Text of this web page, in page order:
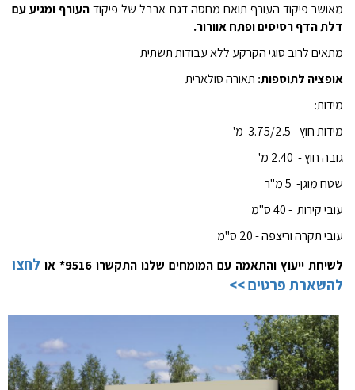
מאושר פיקוד העורף תואם מחסה דגם ארבל של פיקודהעורף ומגיע עם
דלת הדף רסיסים ופתח אוורור.
מתאים לרוב סוגי הקרקע ללא עבודות תשתית
אופציה לתוספות: תאורה סולארית
מידות:
מידות חוץ- 3.75/2.5 מ'
גובה חוץ - 2.40 מ'
שטח מוגן- 5 מ"ר
עובי קירות - 40 ס"מ
עובי תקרה וריצפה - 20 ס"מ
לשיחת ייעוץ והתאמה עם המומחים שלנו התקשרו 9516* או
לחצו
להשארת פרטים >>